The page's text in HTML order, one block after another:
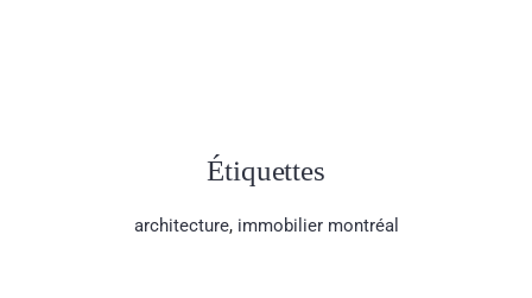
Étiquettes
architecture, immobilier montréal